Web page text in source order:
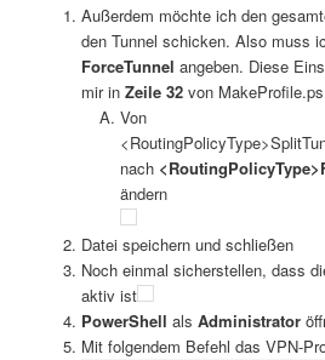
Außerdem möchte ich den
den Tunnel schicken. Also muss
ForceTunnel angeben. Diese
mir in Zeile 32von
Von
nach
ändern
Datei speichern und schließen
Noch einmal sicherstellen, dass
aktiv ist
PowerShell als Administrator
Mit folgendem Befehl das VPN-